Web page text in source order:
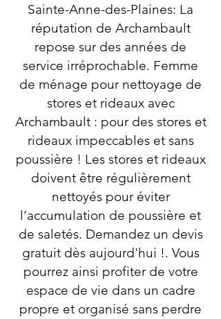
Sainte-Anne-des-Plaines: La
réputation de Archambault
repose sur des années de
service irréprochable. Femme
de ménage pour nettoyage de
stores et rideaux avec
Archambault : pour des stores et
rideaux impeccables et sans
poussière ! Les stores et rideaux
doivent être régulièrement
nettoyés pour éviter
l’accumulation de poussière et
de saletés. Demandez un devis
gratuit dès aujourd'hui !. Vous
pourrez ainsi profiter de votre
espace de vie dans un cadre
propre et organisé sans perdre